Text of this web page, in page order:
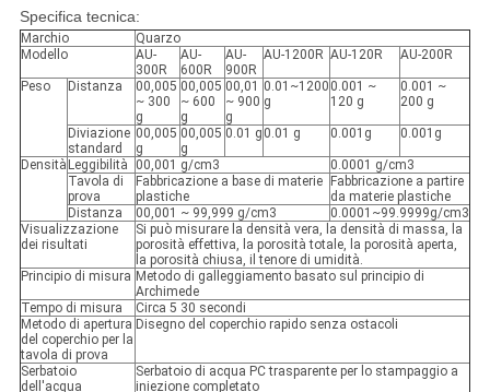
Specifica tecnica:
Marchio
Quarzo
Modello
AU-
300R
AU-
600R
AU-
900R
AU-1200R AU-120R AU-200R
Peso Distanza
00,005
~ 300
g
00,005
~ 600
g
00,01
~ 900
g
0.01~1200
g
0.001 ~
120 g
0.001 ~
200 g
Diviazione
standard
00,005
g
00,005
g
0.01 g 0.01 g 0.001g 0.001g
Densità Leggibilità 00,001 g/cm3
0.0001 g/cm3
Tavola di
prova
Fabbricazione a base di materie
plastiche
Fabbricazione a partire
da materie plastiche
Distanza
00,001 ~ 99,999 g/cm3
0.0001~99.9999g/cm3
Visualizzazione
dei risultati
Si può misurare la densità vera, la densità di massa, la
porosità effettiva, la porosità totale, la porosità aperta,
la porosità chiusa, il tenore di umidità.
Principio di misura Metodo di galleggiamento basato sul principio di
Archimede
Tempo di misura
Circa 5 30 secondi
Metodo di apertura
del coperchio per la
tavola di prova
Disegno del coperchio rapido senza ostacoli
Serbatoio
dell'acqua
Serbatoio di acqua PC trasparente per lo stampaggio a
iniezione completato